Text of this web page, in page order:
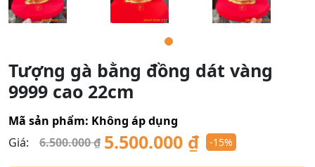
Tượng gà bằng đồng dát vàng
9999 cao 22cm
Mã sản phẩm: Không áp dụng
Giá:
6.500.000₫
Giá
5.500.000 ₫
Giá
-15%